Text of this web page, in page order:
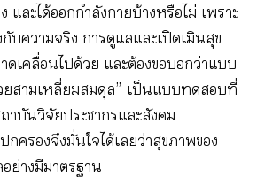
ละได้ออกกำลังกายบ้างหรือไม่ เพราะ
บความจริง การดูแลและเปิดเมินสุข
ดเคลื่อนไปด้วย และต้องขอบอกว่าแบบ
สามเหลี่ยมสมดุล” เป็นแบบทดสอบที่
าบันวิจัยประชากรและสังคม
ครองจึงมั่นใจได้เลยว่าสุขภาพของ
ย่างมีมาตรฐาน